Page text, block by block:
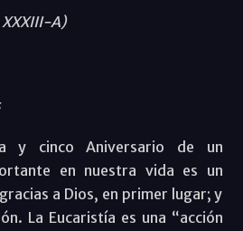
A)
y cinco Aniversario de un
en nuestra vida es un
a Dios, en primer lugar; y
La Eucaristía es una “acción